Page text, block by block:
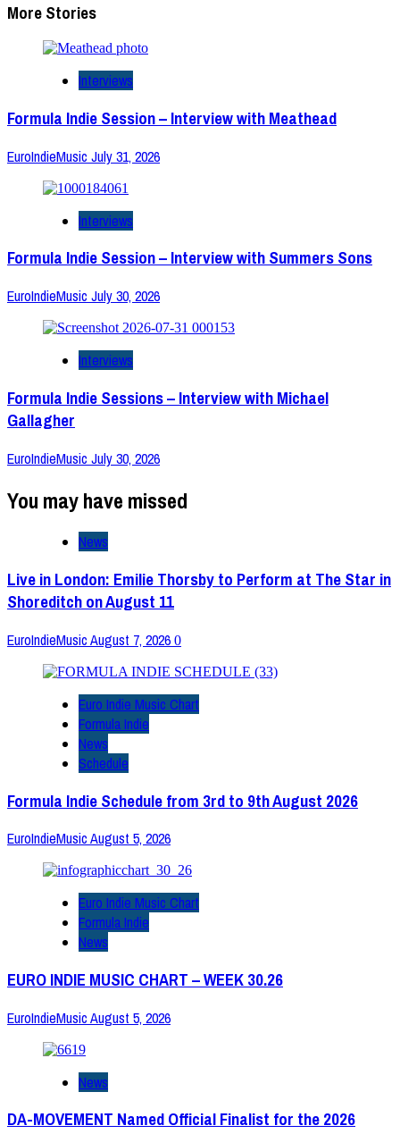
More Stories
Interviews
Formula Indie Session – Interview with Meathead
EuroIndieMusic July 31, 2026
Interviews
Formula Indie Session – Interview with Summers Sons
EuroIndieMusic July 30, 2026
Interviews
Formula Indie Sessions – Interview with Michael
Gallagher
EuroIndieMusic July 30, 2026
You may have missed
News
Live in London: Emilie Thorsby to Perform at The Star in
Shoreditch on August 11
EuroIndieMusicAugust 7, 2026 0
Euro Indie Music Chart
Formula Indie
News
Schedule
Formula Indie Schedule from 3rd to 9th August 2026
EuroIndieMusicAugust 5, 2026
Euro Indie Music Chart
Formula Indie
News
EURO INDIE MUSIC CHART – WEEK 30.26
EuroIndieMusicAugust 5, 2026
News
DA-MOVEMENT Named Official Finalist for the 2026